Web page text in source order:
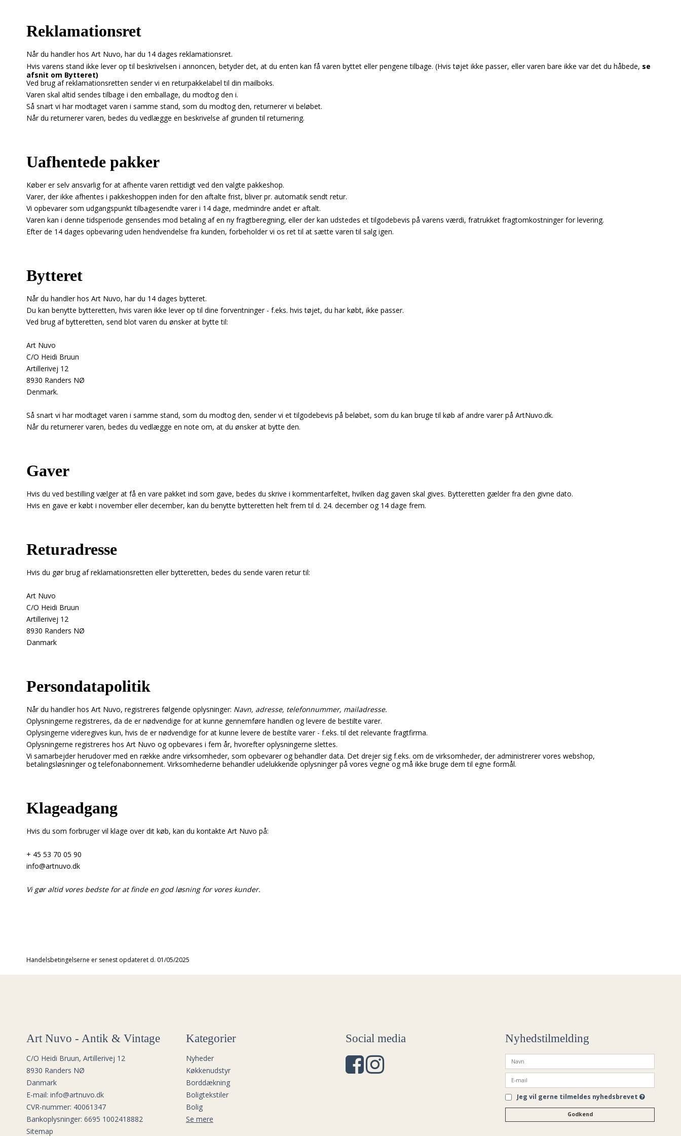
Reklamationsret
Når du handler hos Art Nuvo, har du 14 dages reklamationsret.
Hvis varens stand ikke lever op til beskrivelsen i annoncen, betyder det, at du enten kan få varen byttet eller pengene tilbage. (Hvis tøjet ikke passer, eller varen bare ikke var det du håbede, se
afsnit om Bytteret)
Ved brug af reklamationsretten sender vi en returpakkelabel til din mailboks.
Varen skal altid sendes tilbage i den emballage, du modtog den i.
Så snart vi har modtaget varen i samme stand, som du modtog den, returnerer vi beløbet.
Når du returnerer varen, bedes du vedlægge en beskrivelse af grunden til returnering.
Uafhentede pakker
Køber er selv ansvarlig for at afhente varen rettidigt ved den valgte pakkeshop.
Varer, der ikke afhentes i pakkeshoppen inden for den aftalte frist, bliver pr. automatik sendt retur.
Vi opbevarer som udgangspunkt tilbagesendte varer i 14 dage, medmindre andet er aftalt.
Varen kan i denne tidsperiode gensendes mod betaling af en ny fragtberegning, eller der kan udstedes et tilgodebevis på varens værdi, fratrukket fragtomkostninger for levering.
Efter de 14 dages opbevaring uden hendvendelse fra kunden, forbeholder vi os ret til at sætte varen til salg igen.
Bytteret
Når du handler hos Art Nuvo, har du 14 dages bytteret.
Du kan benytte bytteretten, hvis varen ikke lever op til dine forventninger - f.eks. hvis tøjet, du har købt, ikke passer.
Ved brug af bytteretten, send blot varen du ønsker at bytte til:
Art Nuvo
C/O Heidi Bruun
Artillerivej 12
8930 Randers NØ
Denmark.
Så snart vi har modtaget varen i samme stand, som du modtog den, sender vi et tilgodebevis på beløbet, som du kan bruge til køb af andre varer på ArtNuvo.dk.
Når du returnerer varen, bedes du vedlægge en note om, at du ønsker at bytte den.
Gaver
Hvis du ved bestilling vælger at få en vare pakket ind som gave, bedes du skrive i kommentarfeltet, hvilken dag gaven skal gives. Bytteretten gælder fra den givne dato.
Hvis en gave er købt i november eller december, kan du benytte bytteretten helt frem til d. 24. december og 14 dage frem.
Returadresse
Hvis du gør brug af reklamationsretten eller bytteretten, bedes du sende varen retur til:
Art Nuvo
C/O Heidi Bruun
Artillerivej 12
8930 Randers NØ
Danmark
Persondatapolitik
Når du handler hos Art Nuvo, registreres følgende oplysninger: Navn, adresse, telefonnummer, mailadresse.
Oplysningerne registreres, da de er nødvendige for at kunne gennemføre handlen og levere de bestilte varer.
Oplysingerne videregives kun, hvis de er nødvendige for at kunne levere de bestilte varer - f.eks. til det relevante fragtfirma.
Oplysningerne registreres hos Art Nuvo og opbevares i fem år, hvorefter oplysningerne slettes.
Vi samarbejder herudover med en række andre virksomheder, som opbevarer og behandler data. Det drejer sig f.eks. om de virksomheder, der administrerer vores webshop,
betalingsløsninger og telefonabonnement. Virksomhederne behandler udelukkende oplysninger på vores vegne og må ikke bruge dem til egne formål.
Klageadgang
Hvis du som forbruger vil klage over dit køb, kan du kontakte Art Nuvo på:
+ 45 53 70 05 90
info@artnuvo.dk
Vi gør altid vores bedste for at finde en god løsning for vores kunder.
Handelsbetingelserne er senest opdateret d. 01/05/2025
Art Nuvo - Antik & Vintage
C/O Heidi Bruun, Artillerivej 12
8930 Randers NØ
Danmark
E-mail: info@artnuvo.dk
CVR-nummer: 40061347
Bankoplysninger: 6695 1002418882
Sitemap
Kategorier
Nyheder
Køkkenudstyr
Borddækning
Boligtekstiler
Bolig
Se mere
Social media Nyhedstilmelding
Jeg vil gerne tilmeldes nyhedsbrevet
Godkend